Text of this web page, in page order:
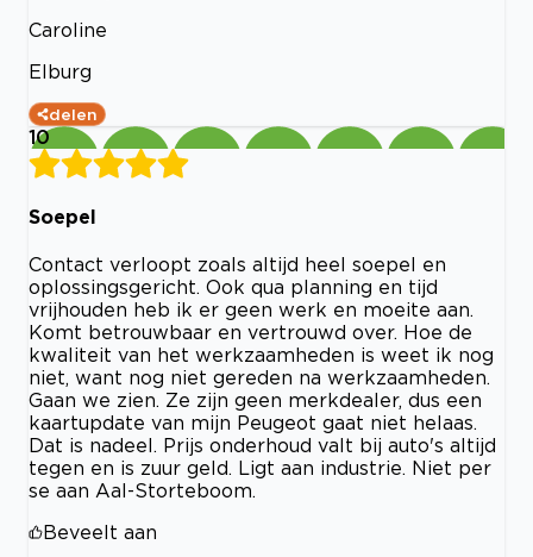
Caroline
Elburg
delen
10
Soepel
Contact verloopt zoals altijd heel soepel en
oplossingsgericht. Ook qua planning en tijd
vrijhouden heb ik er geen werk en moeite aan.
Komt betrouwbaar en vertrouwd over. Hoe de
kwaliteit van het werkzaamheden is weet ik nog
niet, want nog niet gereden na werkzaamheden.
Gaan we zien. Ze zijn geen merkdealer, dus een
kaartupdate van mijn Peugeot gaat niet helaas.
Dat is nadeel. Prijs onderhoud valt bij auto's altijd
tegen en is zuur geld. Ligt aan industrie. Niet per
se aan Aal-Storteboom.
Beveelt aan